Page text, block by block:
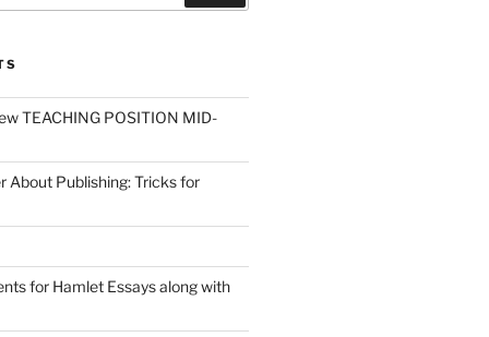
TEACHING POSITION MID-
About Publishing: Tricks for
for Hamlet Essays along with